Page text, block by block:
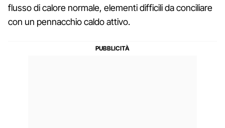
flusso di calore normale, elementi difficili da conciliare
con un pennacchio caldo attivo.